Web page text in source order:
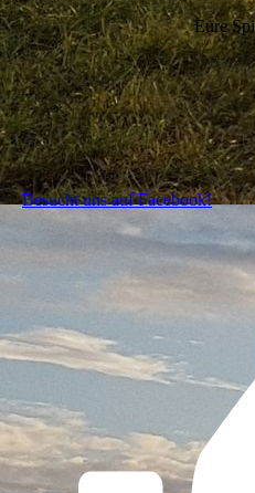
Eure
Besucht uns auf Facebook!